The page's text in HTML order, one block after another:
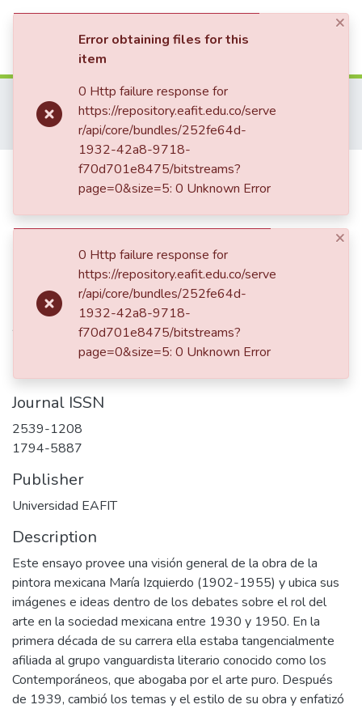
Communities & Collections
All of DSpace
Revistas Académicas
Co-herencia
Co-herencia, Vol. 15, No. 29 (2018)
María Izquierdo: arte puro y mexicanidad
María Izquierdo: arte puro y
mexicanidad
2018-08-30
Authors
Deffebach, Nancy
Journal ISSN
2539-1208
1794-5887
Publisher
Universidad EAFIT
Description
Este ensayo provee una visión general de la obra de la
pintora mexicana María Izquierdo (1902-1955) y ubica sus
imágenes e ideas dentro de los debates sobre el rol del
arte en la sociedad mexicana entre 1930 y 1950. En la
primera década de su carrera ella estaba tangencialmente
afiliada al grupo vanguardista literario conocido como los
Contemporáneos, que abogaba por el arte puro. Después
de 1939, cambió los temas y el estilo de su obra y enfatizó
×
Error obtaining files for this
item
0 Http failure response for
https://repository.eafit.edu.co/serve
r/api/core/bundles/252fe64d-
1932-42a8-9718-
f70d701e8475/bitstreams?
page=0&size=5: 0 Unknown Error
×
0 Http failure response for
https://repository.eafit.edu.co/serve
r/api/core/bundles/252fe64d-
1932-42a8-9718-
f70d701e8475/bitstreams?
page=0&size=5: 0 Unknown Error